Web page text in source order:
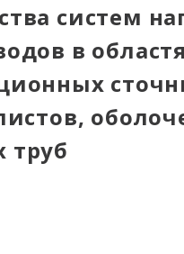
систем
в
труб